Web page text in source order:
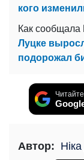
кого
Как сообщала
Луцке
подорожал
Автор: